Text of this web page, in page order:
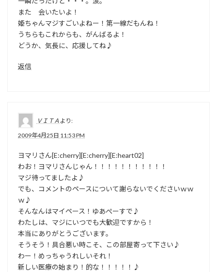
また 会いたいよ！
姫ちゃんマジすごいよねー！第一線だもんね！
うちらもこれからも、がんばるよ！
どうか、気長に、応援してね♪
返信
ＶＩＴＡ より:
2009年4月25日 11:53 PM
ヨマリさん[E:cherry][E:cherry][E:heart02]
わお！ヨマリさんじゃん！！！！！！！！！！！
マジ待ってましたよ♪
でも、コメントのペースについて謝らないでくださいｗｗ
ｗ♪
そんなんはマイペース！ゆあぺーすで♪
わたしは、マジにいつでも大歓迎ですから！
本当にありがとうございます。
そうそう！具合悪い時こそ、この部屋寄って下さい♪
わー！めっちゃうれしいそれ！
新しい医療の始まり！的な！！！！！♪